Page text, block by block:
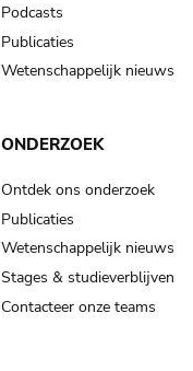
Podcasts
Publicaties
Wetenschappelijk nieuws
ONDERZOEK
Ontdek ons onderzoek
Publicaties
Wetenschappelijk nieuws
Stages & studieverblijven
Contacteer onze teams